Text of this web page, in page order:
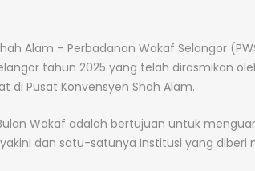
Alam – Perbadanan Wakaf Selangor
tahun 2025 yang telah dirasmikan
di Pusat Konvensyen Shah Alam.
Wakaf adalah bertujuan untuk
dan satu-satunya Institusi yang diberi